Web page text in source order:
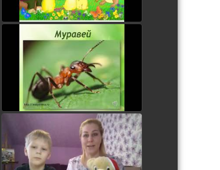
Занятие с дошкольниками
watch video
Витаминки для Мишки.
Лепка.
watch video